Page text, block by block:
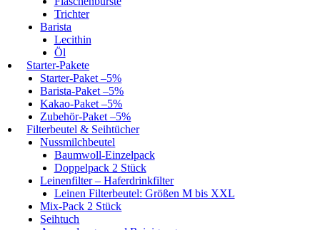
Trichter
Barista
Lecithin
Öl
Starter-Pakete
Starter-Paket –5%
Barista-Paket –5%
Kakao-Paket –5%
Zubehör-Paket –5%
Filterbeutel & Seihtücher
Nussmilchbeutel
Baumwoll-Einzelpack
Doppelpack 2 Stück
Leinenfilter – Haferdrinkfilter
Leinen Filterbeutel: Größen M bis XXL
Mix-Pack 2 Stück
Seihtuch